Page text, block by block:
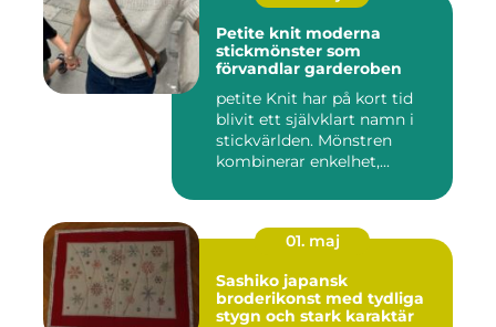
Petite knit moderna
stickmönster som
förvandlar garderoben
petite Knit har på kort tid
blivit ett självklart namn i
stickvärlden. Mönstren
kombinerar enkelhet,...
01. maj
Sashiko japansk
broderikonst med tydliga
stygn och stark karaktär